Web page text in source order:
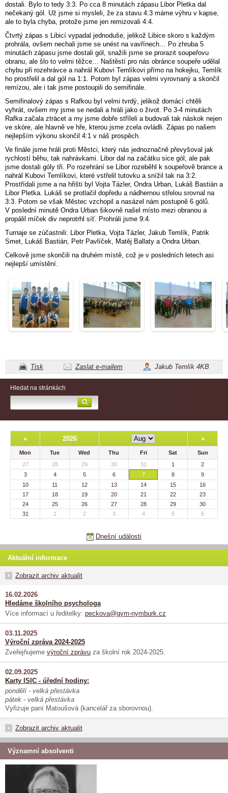
dostali. Bylo to tedy 3:3. Po cca 8 minutách zápasu Libor Pletka dal
nečekaný gól. Už jsme si mysleli, že za stavu 4:3 máme výhru v kapse,
ale to byla chyba, protože jsme jen remizovali 4:4.
Čtvrtý zápas s Libicí vypadal jednoduše, jelikož Libice skoro s každým
prohrála, ovšem nechali jsme se unést na vavřínech… Po zhruba 5
minutách zápasu jsme dostali gól, snažili jsme se prorazit soupeřovu
obranu, ale šlo to velmi těžce… Naštěstí pro nás obránce soupeře udělal
chybu při rozehrávce a nahrál Kubovi Temlíkovi přímo na hokejku, Temlík
ho prostřelil a dal gól na 1:1. Potom byl zápas velmi vyrovnaný a skončil
remízou, ale i tak jsme postoupili do semifinále.
Semifinalový zápas s Rafkou byl velmi tvrdý, jelikož domácí chtěli
vyhrát, ovšem my jsme se nedali a hráli jako o život. Po 3-4 minutách
Rafka začala ztrácet a my jsme dobře stříleli a budovali tak náskok nejen
ve skóre, ale hlavně ve hře, kterou jsme zcela ovládli. Zápas po našem
nejlepším výkonu skončil 4:1 v náš prospěch.
Ve finále jsme hráli proti Městci, který nás jednoznačně převyšoval jak
rychlostí běhu, tak nahrávkami. Libor dal na začátku sice gól, ale pak
jsme dostali góly tři. Po rozehrání se Libor rozeběhl k soupeřově brance a
nahrál Kubovi Temlíkovi, které vstřelil tutovku a snížil tak na 3:2.
Prostřídali jsme a na hřišti byl Vojta Tázler, Ondra Urban, Lukáš Bastián a
Libor Pletka. Lukáš se protlačil dopředu a nádhernou střelou srovnal na
3:3. Potom se však Městec vzchopil a nasázel nám postupně 6 gólů.
V poslední minutě Ondra Urban šikovně našel místo mezi obranou a
propálil míček div neprotrhl síť. Prohráli jsme 9:4.
Turnaje se zúčastnili: Libor Pletka, Vojta Tázler, Jakub Temlík, Patrik
Smet, Lukáš Bastián, Petr Pavlíček, Matěj Ballaty a Ondra Urban.
Celkově jsme skončili na druhém místě, což je v posledních letech asi
nejlepší umístění.
Tisk Zaslat e-mailem Jakub Temlík 4KB
Hledat na stránkách
« 2026 »
Mon Tue Wed Thu Fri Sat
Sun
27
28 29 30 31 1
2
3
4 5 6 7 8
9
10
11 12 13 14 15
16
17
18 19 20 21 22
23
24
25 26 27 28 29
30
31
1 2 3 4 5 6
Dnešní události
Aktuální informace
Zobrazit archiv aktualit
16.02.2026
Hledáme školního psychologa
Více informací u ředitelky: peckova@gym-nymburk.cz
03.11.2025
Výroční zpráva 2024-2025
Zveřejňujeme výroční zprávu za školní rok 2024-2025.
02.09.2025
Karty ISIC - úřední hodiny:
pondělí - velká přestávka
pátek - velká přestávka
Vyřizuje paní Matoušová (kancelář za sborovnou).
Zobrazit archiv aktualit
Významní absolventi